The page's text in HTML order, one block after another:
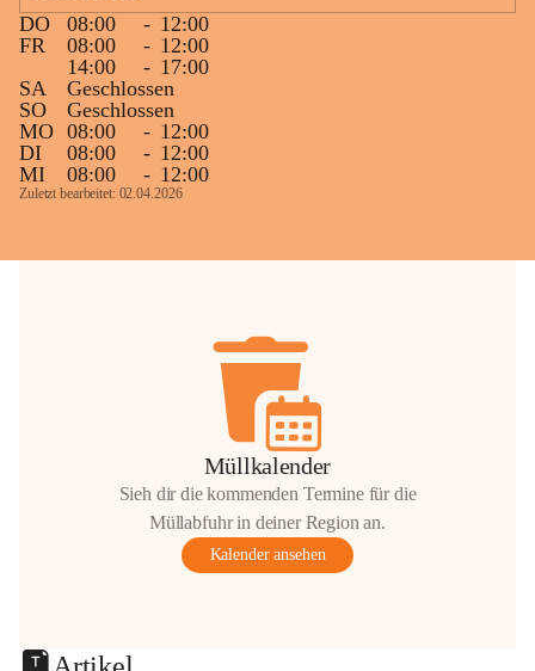
DO
08:00 - 12:00
FR
08:00 - 12:00
14:00
- 17:00
SA
Geschlossen
SO
Geschlossen
MO 08:00 - 12:00
DI
08:00 - 12:00
MI
08:00 - 12:00
Zuletzt bearbeitet: 02.04.2026
Müllkalender
Sieh dir die kommenden Termine für die
Müllabfuhr in deiner Region an.
Kalender ansehen